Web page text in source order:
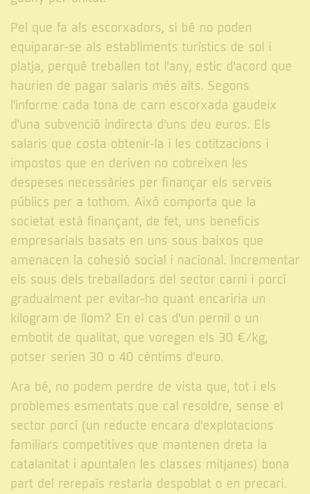
Pel que fa als escorxadors, si bé no poden
equiparar-se als establiments turístics de sol i
platja, perquè treballen tot l'any, estic d'acord que
haurien de pagar salaris més alts. Segons
l'informe cada tona de carn escorxada gaudeix
d'una subvenció indirecta d'uns deu euros. Els
salaris que costa obtenir-la i les cotitzacions i
impostos que en deriven no cobreixen les
despeses necessàries per finançar els serveis
públics per a tothom. Això comporta que la
societat està finançant, de fet, uns beneficis
empresarials basats en uns sous baixos que
amenacen la cohesió social i nacional. Incrementar
els sous dels treballadors del sector carni i porcí
gradualment per evitar-ho quant encariria un
kilogram de llom? En el cas d'un pernil o un
embotit de qualitat, que voregen els 30 €/kg,
potser serien 30 o 40 cèntims d'euro.
Ara bé, no podem perdre de vista que, tot i els
problemes esmentats que cal resoldre, sense el
sector porcí (un reducte encara d'explotacions
familiars competitives que mantenen dreta la
catalanitat i apuntalen les classes mitjanes) bona
part del rerepaís restaria despoblat o en precari.